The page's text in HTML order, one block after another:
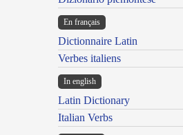
En français
Dictionnaire Latin
Verbes italiens
In english
Latin Dictionary
Italian Verbs